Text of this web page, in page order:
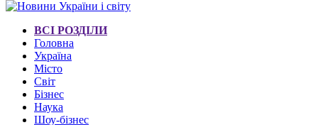
ВСІ РОЗДІЛИ
Головна
Україна
Місто
Світ
Бізнес
Наука
Шоу-бізнес